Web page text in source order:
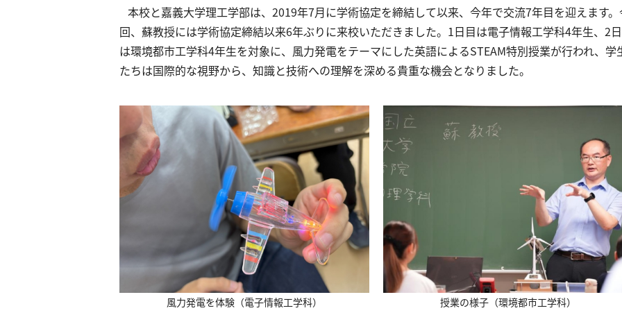
本校と嘉義⼤学理工学部は、2019年7⽉に学術協定を締結して以来、今年で交流7年⽬を迎えます
回、蘇教授には学術協定締結以来6年ぶりに来校いただきました。1日目は電子情報工学科4年生、2
は環境都市工学科4年生を対象に、風力発電をテーマにした英語によるSTEAM特別授業が行われ、学
たちは国際的な視野から、知識と技術への理解を深める貴重な機会となりました。
風力発電を体験（電子情報工学科） 授業の様子（環境都市工学科）